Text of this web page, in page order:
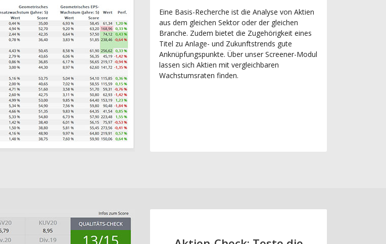
Eine Basis-Recherche ist die Analyse von Aktien
aus dem gleichen Sektor oder der gleichen
Branche. Zudem bietet die Zugehörigkeit eines
Titel zu Anlage- und Zukunftstrends gute
Anknüpfungspunkte. Über unser Screener-Modul
lassen sich Aktien mit vergleichbaren
Wachstumsraten finden.